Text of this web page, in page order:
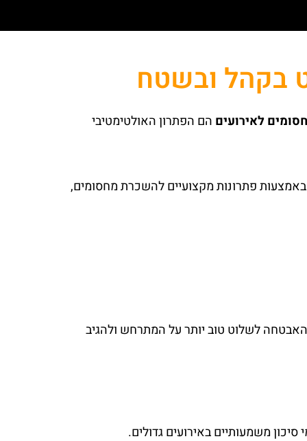
בקהל ובשטח
לאירועים הם הפתרון האולטימטיבי
באמצעות פתרונות מקצועיים להשכרת מחסומים,
האבטחה לשלוט טוב יותר על המתרחש ולהגיב
משמעותיים באירועים גדולים.